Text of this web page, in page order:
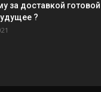
за доставкой готовой
?